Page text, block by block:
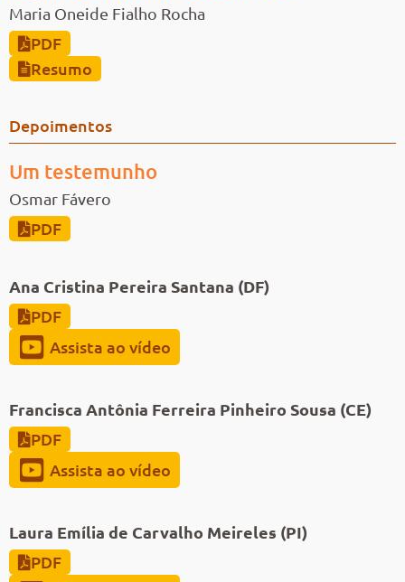
Maria Oneide Fialho Rocha
PDF
Resumo
Depoimentos
Um testemunho
Osmar Fávero
PDF
Ana Cristina Pereira Santana (DF)
PDF
Assista ao vídeo
Francisca Antônia Ferreira Pinheiro Sousa (CE)
PDF
Assista ao vídeo
Laura Emília de Carvalho Meireles (PI)
PDF